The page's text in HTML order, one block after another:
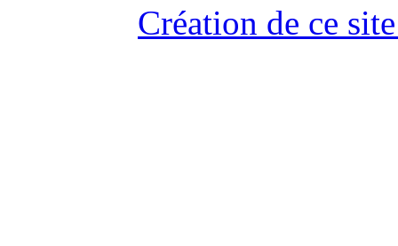
Création de ce